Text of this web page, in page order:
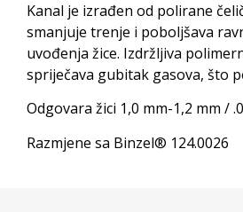
Kanal je izrađen od polirane
smanjuje trenje i poboljšava
uvođenja žice. Izdržljiva
spriječava gubitak gasova, što
Odgovara žici 1,0 mm-1,2 mm /
Razmjene sa Binzel® 124.0026